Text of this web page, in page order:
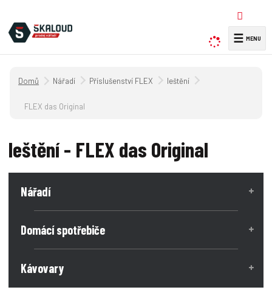
y
l
☰
Úvodní strana
Nářadí Příslušenství FLEX leštění
FLEX das Original
leštění - FLEX das Original
Nářadí
Domácí spotřebiče
Kávovary